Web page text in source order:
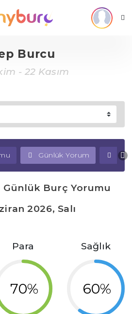
Burcu
- 22 Kasım
Günlük Yorum
Burç Yorumu
2026, Salı
Para
70%
Sağlık
60%